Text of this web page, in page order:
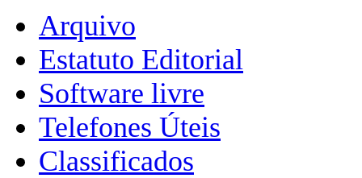
Arquivo
Estatuto Editorial
Software livre
Telefones Úteis
Classificados